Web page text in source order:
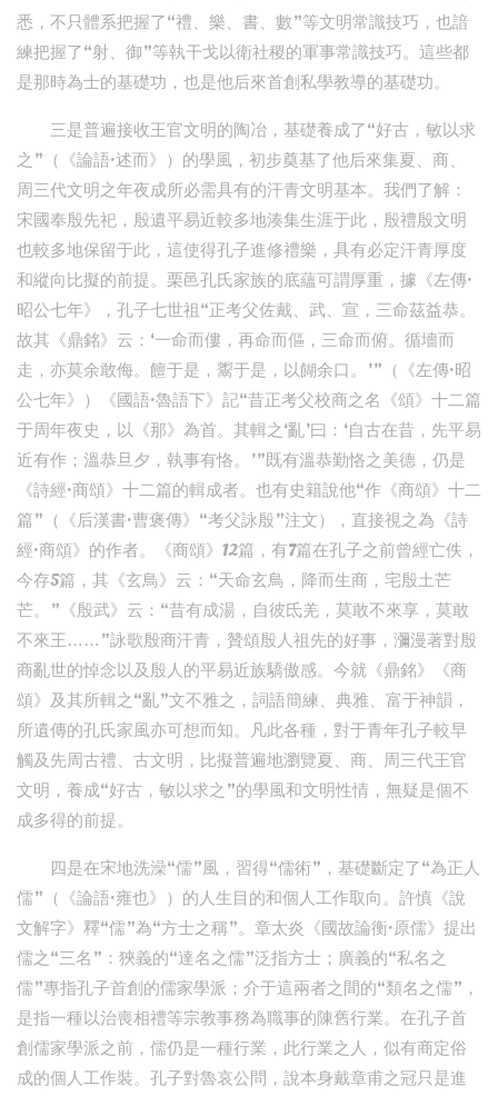
悉，不只體系把握了“禮、樂、書、數”等文明常識技巧，也諳
練把握了“射、御”等執干戈以衛社稷的軍事常識技巧。這些都
是那時為士的基礎功，也是他后來首創私學教導的基礎功。
三是普遍接收王官文明的陶冶，基礎養成了“好古，敏以求
之”（《論語·述而》）的學風，初步奠基了他后來集夏、商、
周三代文明之年夜成所必需具有的汗青文明基本。我們了解：
宋國奉殷先祀，殷遺平易近較多地湊集生涯于此，殷禮殷文明
也較多地保留于此，這使得孔子進修禮樂，具有必定汗青厚度
和縱向比擬的前提。栗邑孔氏家族的底蘊可謂厚重，據《左傳·
昭公七年》，孔子七世祖“正考父佐戴、武、宣，三命茲益恭。
故其《鼎銘》云：‘一命而僂，再命而傴，三命而俯。循墻而
走，亦莫余敢侮。饘于是，鬻于是，以餬余口。’”（《左傳·昭
公七年》）《國語·魯語下》記“昔正考父校商之名《頌》十二篇
于周年夜史，以《那》為首。其輯之‘亂’曰：‘自古在昔，先平易
近有作；溫恭旦夕，執事有恪。’”既有溫恭勤恪之美德，仍是
《詩經·商頌》十二篇的輯成者。也有史籍說他“作《商頌》十二
篇”（《后漢書·曹褒傳》“考父詠殷”注文），直接視之為《詩
經·商頌》的作者。《商頌》12篇，有7篇在孔子之前曾經亡佚，
今存5篇，其《玄鳥》云：“天命玄鳥，降而生商，宅殷土芒
芒。”《殷武》云：“昔有成湯，自彼氐羌，莫敢不來享，莫敢
不來王……”詠歌殷商汗青，贊頌殷人祖先的好事，瀰漫著對殷
商亂世的悼念以及殷人的平易近族驕傲感。今就《鼎銘》《商
頌》及其所輯之“亂”文不雅之，詞語簡練、典雅、富于神韻，
所遺傳的孔氏家風亦可想而知。凡此各種，對于青年孔子較早
觸及先周古禮、古文明，比擬普遍地瀏覽夏、商、周三代王官
文明，養成“好古，敏以求之”的學風和文明性情，無疑是個不
成多得的前提。
四是在宋地洗澡“儒”風，習得“儒術”，基礎斷定了“為正人
儒”（《論語·雍也》）的人生目的和個人工作取向。許慎《說
文解字》釋“儒”為“方士之稱”。章太炎《國故論衡·原儒》提出
儒之“三名”：狹義的“達名之儒”泛指方士；廣義的“私名之
儒”專指孔子首創的儒家學派；介于這兩者之間的“類名之儒”，
是指一種以治喪相禮等宗教事務為職事的陳舊行業。在孔子首
創儒家學派之前，儒仍是一種行業，此行業之人，似有商定俗
成的個人工作裝。孔子對魯哀公問，說本身戴章甫之冠只是進